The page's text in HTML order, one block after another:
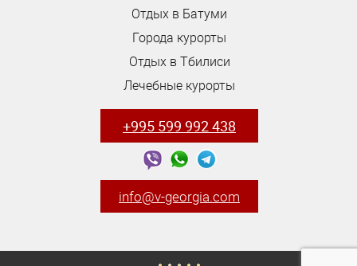
Отдых в Батуми
Города курорты
Отдых в Тбилиси
Лечебные курорты
+995 599 992 438
info@v-georgia.com